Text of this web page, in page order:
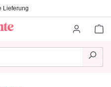
Lieferung